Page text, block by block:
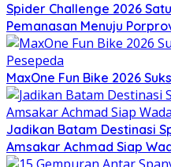
Spider Challenge 2026
Pemanasan Menuju
MaxOne Fun Bike 2026
Jadikan Batam Destinasi
Amsakar Achmad Siap